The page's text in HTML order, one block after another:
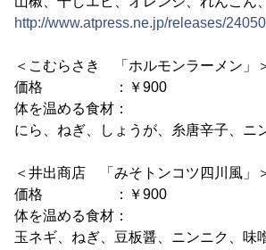
http://www.atpress.ne.jp/releases/
＜こむらさき 「ホルモンラーメン」
価格 ：￥900
体を温める食材：
にら、ねぎ、しょうが、糸唐辛子、ニ
＜井出商店 「みそトンコツ四川風」
価格 ：￥900
体を温める食材：
玉ネギ、ねぎ、豆板醤、ニンニク、味